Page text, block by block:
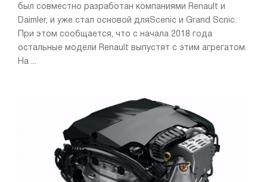
был совместно разработан компаниями Renault и
Daimler, и уже стал основой дляScеnic и Grand Scnic.
При этом сообщается, что с начала 2018 года
остальные модели Renault выпустят с этим агрегатом.
На ...